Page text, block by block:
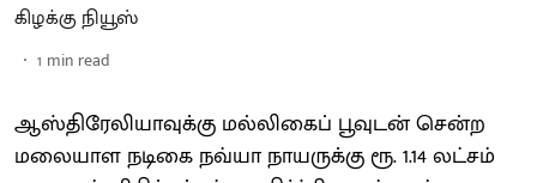
கிழக்கு நியூஸ்
1 min read
ஆஸ்திரேலியாவுக்கு மல்லிகைப் பூவுடன் சென்ற
மலையாள நடிகை நவ்யா நாயருக்கு ரூ. 1.14 லட்சம்